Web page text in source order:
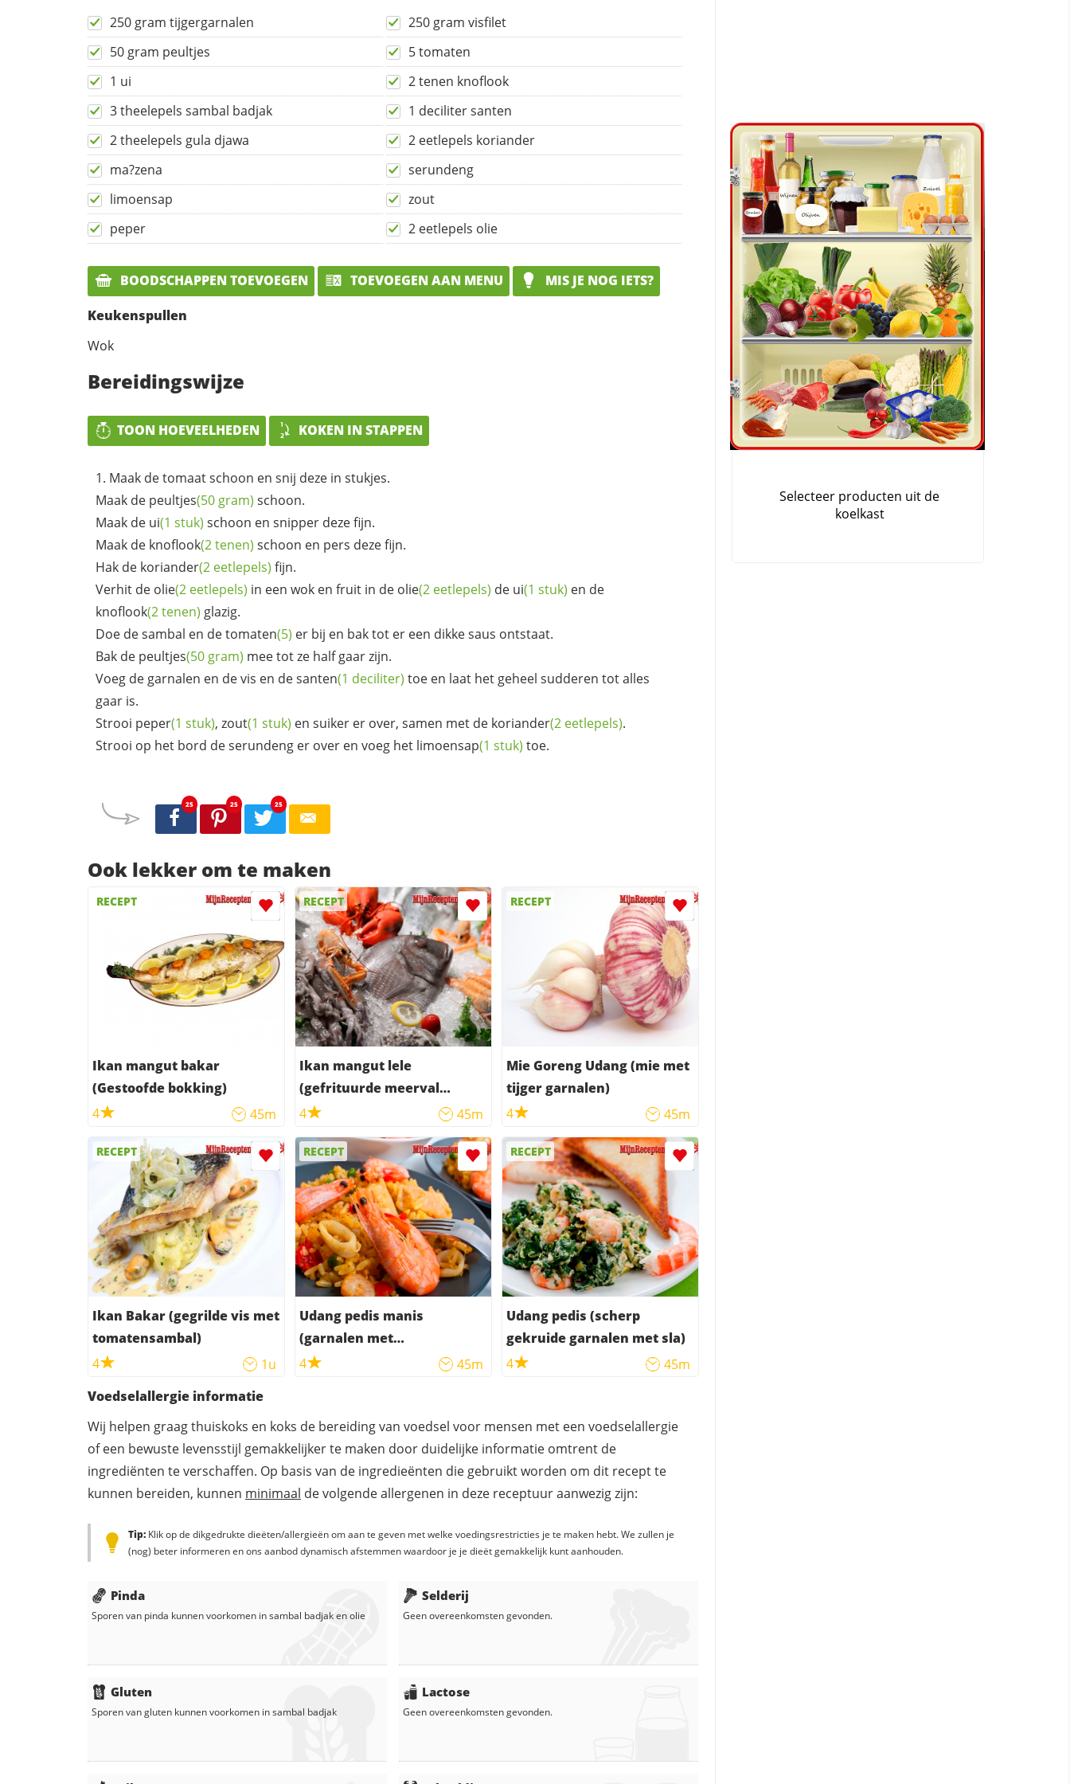
250 gram tijgergarnalen
250 gram visfilet
50 gram peultjes
5 tomaten
1 ui
2 tenen knoflook
3 theelepels sambal badjak
1 deciliter santen
2 theelepels gula djawa
2 eetlepels koriander
ma?zena
serundeng
limoensap
zout
peper
2 eetlepels olie
BOODSCHAPPEN TOEVOEGEN TOEVOEGEN AAN MENU
MIS JE NOG IETS?
Keukenspullen
Wok
Bereidingswijze
TOON HOEVEELHEDEN KOKEN IN STAPPEN
Maak de tomaat schoon en snij deze in stukjes.
Maak de peultjes(50 gram) schoon.
Maak de ui(1 stuk) schoon en snipper deze fijn.
Maak de knoflook(2 tenen) schoon en pers deze fijn.
Hak de koriander(2 eetlepels) fijn.
Verhit de olie(2 eetlepels) in een wok en fruit in de olie(2 eetlepels) de ui(1 stuk) en de
knoflook(2 tenen) glazig.
Doe de sambal en detomaten(5) er bij en bak tot er een dikke saus ontstaat.
Bak de peultjes(50 gram) mee tot ze half gaar zijn.
Voeg de garnalen en de vis en desanten(1 deciliter) toe en laat het geheel sudderen tot alles
gaar is.
Strooi peper(1 stuk), zout(1 stuk) en suiker er over, samen met de koriander(2 eetlepels).
Strooi op het bord de serundeng er over en voeg het limoensap(1 stuk) toe.
25 25 25
Ook lekker om te maken
RECEPT
Ikan mangut bakar
(Gestoofde bokking)
4
45m
RECEPT
Ikan mangut lele
(gefrituurde meerval
kokossausje)
4 45m
RECEPT
Mie Goreng Udang (mie met
tijger garnalen)
4
45m
RECEPT
Ikan Bakar (gegrilde vis met
tomatensambal)
4
1u
RECEPT
Udang pedis manis
(garnalen met
aardappelschijfjes in een
4 45m
RECEPT
Udang pedis (scherp
gekruide garnalen met sla)
4
45m
Voedselallergie informatie
Wij helpen graag thuiskoks en koks de bereiding van voedsel voor mensen met een voedselallergie
of een bewuste levensstijl gemakkelijker te maken door duidelijke informatie omtrent de
ingrediënten te verschaffen. Op basis van de ingredieënten die gebruikt worden om dit recept te
kunnen bereiden, kunnen minimaal de volgende allergenen in deze receptuur aanwezig zijn:
Tip: Klik op de dikgedrukte dieëten/allergieën om aan te geven met welke voedingsrestricties je te maken hebt. We zullen je
(nog) beter informeren en ons aanbod dynamisch afstemmen waardoor je je dieët gemakkelijk kunt aanhouden.
Pinda
Sporen van pinda kunnen voorkomen insambal badjakenolie
Gluten
Sporen van gluten kunnen voorkomen insambal badjak
Selderij
Geen overeenkomsten gevonden.
Lactose
Geen overeenkomsten gevonden.